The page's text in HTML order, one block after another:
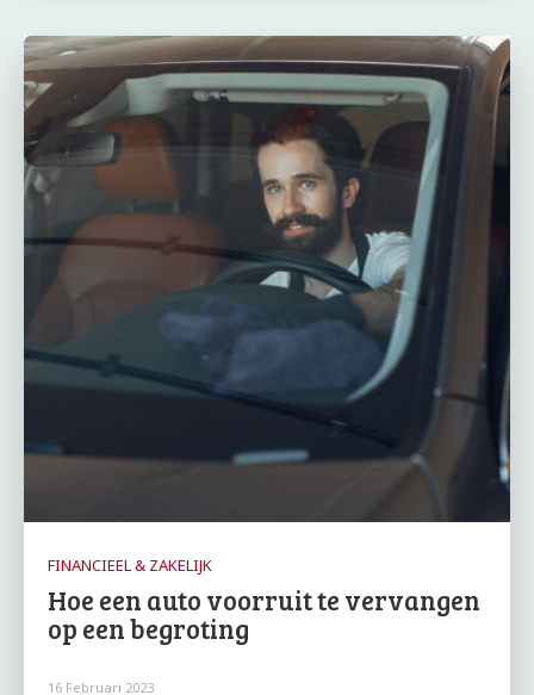
FINANCIEEL & ZAKELIJK
Hoe een auto voorruit te vervangen
op een begroting
16 Februari 2023